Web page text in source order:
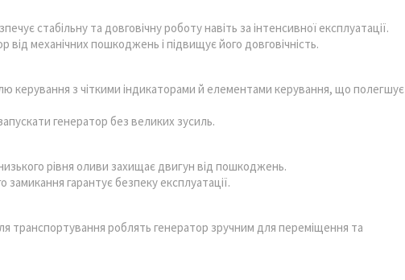
стабільну та довговічну роботу навіть за інтенсивної експлуатації.
механічних пошкоджень і підвищує його довговічність.
керування з чіткими індикаторами й елементами керування, що полегшує
генератор без великих зусиль.
рівня оливи захищає двигун від пошкоджень.
гарантує безпеку експлуатації.
транспортування роблять генератор зручним для переміщення та